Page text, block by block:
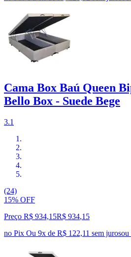
Cama Box Baú Queen
Bello Box - Suede Bege
3.1
(24)
15% OFF
Preço R$ 934,15R$ 934,15
no Pix Ou 9x de R$ 122,11 sem jurosou